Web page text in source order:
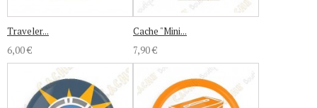
Traveler...
6,00 €
Cache "Mini...
7,90 €